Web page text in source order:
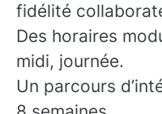
fidélité
Des horaires
midi, journée.
Un parcours